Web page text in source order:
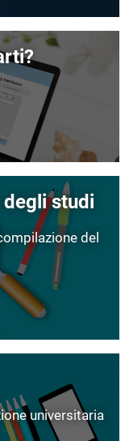
studi
del
universitaria